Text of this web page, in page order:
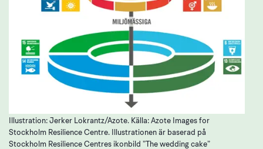
Illustration: Jerker Lokrantz/Azote. Källa: Azote Images for
Stockholm Resilience Centre. Illustrationen är baserad på
Stockholm Resilience Centres ikonbild ”The wedding cake”